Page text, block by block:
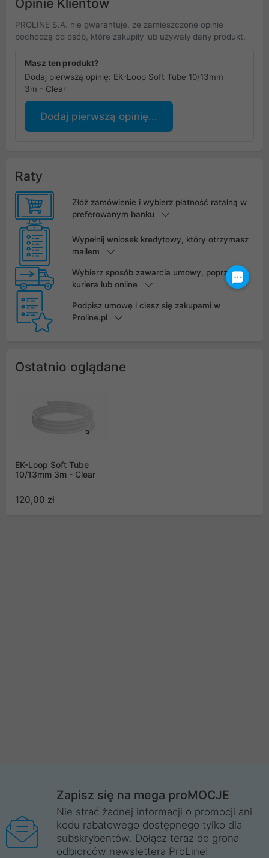
Opinie Klientów
PROLINE S.A. nie gwarantuje, że zamieszczone opinie
pochodzą od osób, które zakupiły lub używały dany produkt.
Masz ten produkt?
Dodaj pierwszą opinię: EK-Loop Soft Tube 10/13mm
3m - Clear
Dodaj pierwszą opinię...
Raty
Złóż zamówienie i wybierz płatność ratalną w
preferowanym banku
Wypełnij wniosek kredytowy, który otrzymasz
mailem
Wybierz sposób zawarcia umowy, poprzez
kuriera lub online
Podpisz umowę i ciesz się zakupami w
Proline.pl
Ostatnio oglądane
EK-Loop Soft Tube
10/13mm 3m - Clear
120,00 zł
Zapisz się na mega proMOCJE
Nie strać żadnej informacji o promocji ani
kodu rabatowego dostępnego tylko dla
subskrybentów. Dołącz teraz do grona
odbiorców newslettera ProLine!